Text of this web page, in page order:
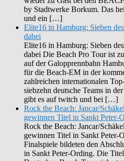
by Stadtwerke Borkum. Das
und ein […]
Elite16 in Hamburg: Sieben
dabei
Elite16 in Hamburg: Sieben
dabei Die Beach Pro Tour ist
auf der Galopprennbahn
für die Beach-EM in der
zahlreichen internationalen
siebzehn deutsche Teams in
gibt es auf twitch und bei […]
Rock the Beach: Jancar/
gewinnen Titel in Sankt Peter-
Rock the Beach: Jancar/
gewinnen Titel in Sankt Peter-
Finalspiele bildeten den
in Sankt Peter-Ording. Die